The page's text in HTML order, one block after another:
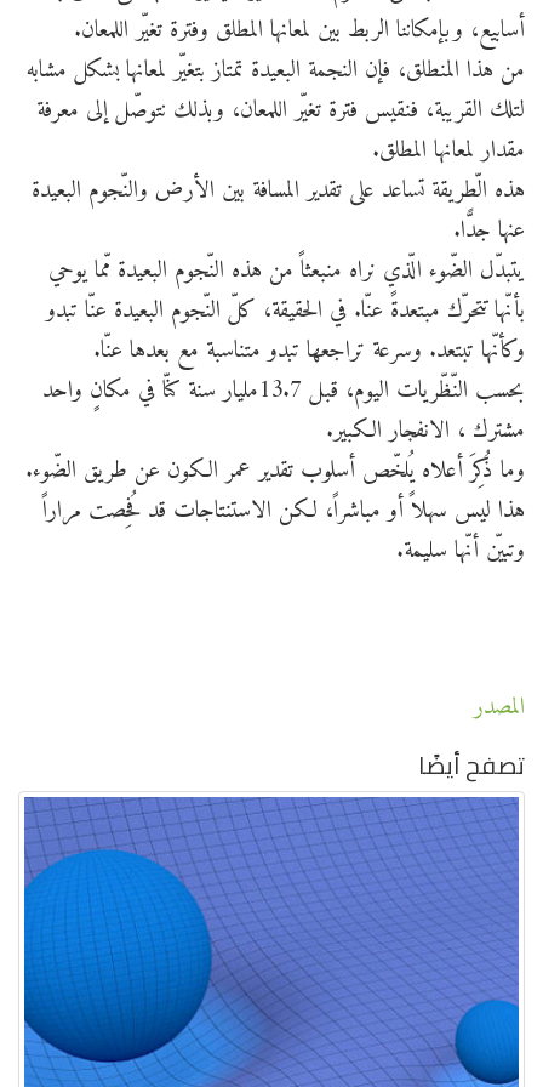
أسابيع، وبإمكاننا الربط بين لمعانها المطلق وفترة تغيّر اللمعان.
من هذا المنطلق، فإن النجمة البعيدة تمتاز بتغيّر لمعانها بشكل مشابه
لتلك القريبة، فنقيس فترة تغيّر اللمعان، وبذلك نتوصّل إلى معرفة
مقدار لمعانها المطلق.
هذه الّطريقة تساعد على تقدير المسافة بين الأرض والنّجوم البعيدة
عنها جدًّا.
يتبدّل الضّوء الّذي نراه منبعثاً من هذه النّجوم البعيدة مّما يوحي
بأنّها تتحرّك مبتعدةً عنّا. في الحقيقة، كلّ النّجوم البعيدة عنّا تبدو
وكأنّها تبتعد. وسرعة تراجعها تبدو متناسبة مع بعدها عنّا.
بحسب النّظّريات اليوم، قبل 13.7مليار سنة كنّا في مكانٍ واحد
مشترك ، الانفجار الكبير.
وما ذُكِرَ أعلاه يُلخّص أسلوب تقدير عمر الكون عن طريق الضّوء.
هذا ليس سهلاً أو مباشراً، لكن الاستنتاجات قد فُحِصت مراراً
وتبيّن أنّها سليمة.
المصدر
تصفح أيضًا